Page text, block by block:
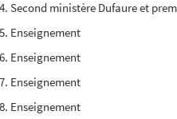
Second ministère Dufaure et
Enseignement
Enseignement
Enseignement
Enseignement